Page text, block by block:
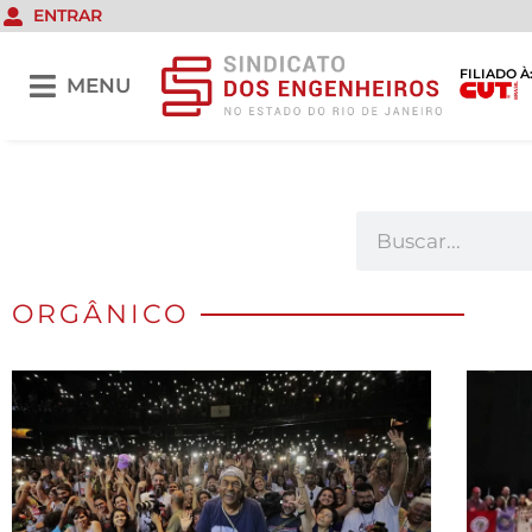
ENTRAR
MENU
FILIADO À:
ORGÂNICO